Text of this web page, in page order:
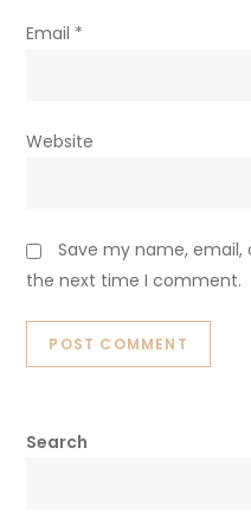
Email *
Website
Save my name, email,
the next time I comment.
Search